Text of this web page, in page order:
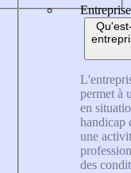
permet à
en
handicap
une
des